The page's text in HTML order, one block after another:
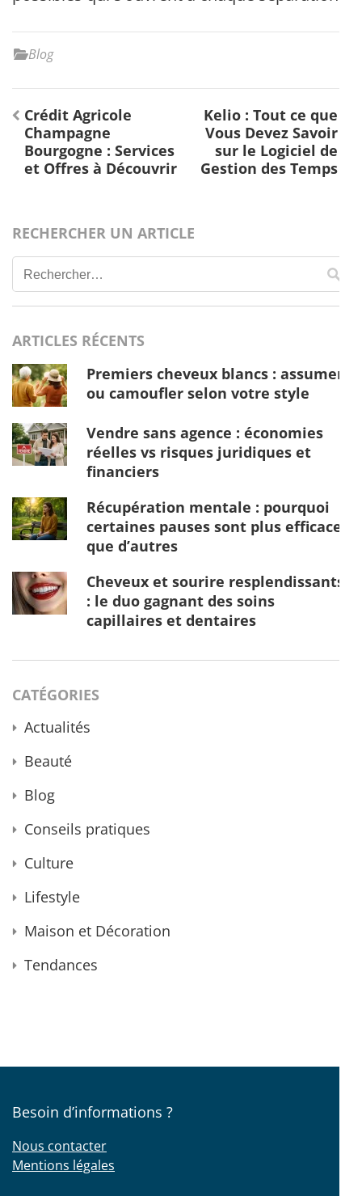
Blog
Navigation
de
l’article
Crédit Agricole
Champagne
Bourgogne : Services
et Offres à Découvrir
Kelio : Tout ce que
Vous Devez Savoir
sur le Logiciel de
Gestion des Temps
RECHERCHER UN ARTICLE
Rechercher :
ARTICLES RÉCENTS
Premiers cheveux blancs : assumer
ou camoufler selon votre style
Vendre sans agence : économies
réelles vs risques juridiques et
financiers
Récupération mentale : pourquoi
certaines pauses sont plus efficaces
que d’autres
Cheveux et sourire resplendissants
: le duo gagnant des soins
capillaires et dentaires
CATÉGORIES
Actualités
Beauté
Blog
Conseils pratiques
Culture
Lifestyle
Maison et Décoration
Tendances
Besoin d’informations ?
Nous contacter
Mentions légales